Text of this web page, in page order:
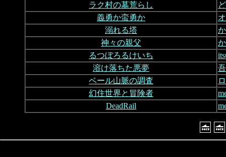
ラク村の墓荒らし
義勇か蛮勇か
溺れる塔
神々の親父
るつぼろるけいち
溶け落ちた悪夢
ベール山脈の調査
幻住世界と冒険者
DeadRail